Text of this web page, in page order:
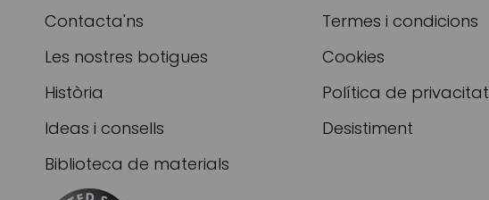
Contacta'ns
Les nostres botigues
Història
Ideas i consells
Biblioteca de materials
Termes i condicions
Cookies
Política de privacitat
Desistiment